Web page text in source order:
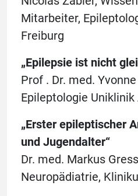
Mitarbeiter,
Freiburg
„Epilepsie ist nicht
Prof . Dr. med.
Epileptologie Uniklinik
„Erster epileptischer
und Jugendalter“
Dr. med. Markus
Neuropädiatrie,